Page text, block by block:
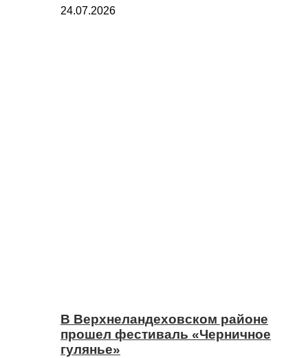
24.07.2026
В Верхнеландеховском районе
прошел фестиваль «Черничное
гулянье»